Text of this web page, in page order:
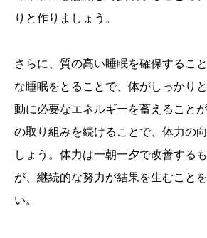
りと作りましょう。
さらに、質の高い睡眠を確保するこ
な睡眠をとることで、体がしっかり
動に必要なエネルギーを蓄えること
の取り組みを続けることで、体力の
しょう。体力は一朝一夕で改善する
が、継続的な努力が結果を生むこと
い。